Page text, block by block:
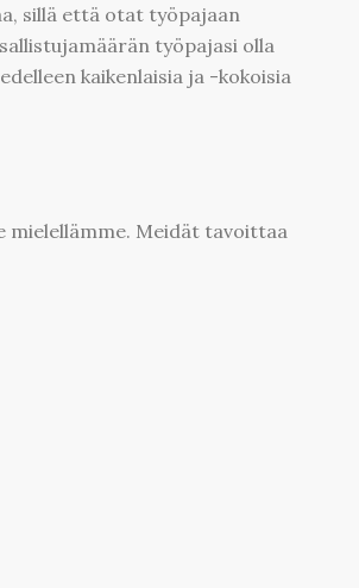
sillä että otat työpajaan
työpajasi olla
kaikenlaisia ja -kokoisia
mielellämme. Meidät tavoittaa